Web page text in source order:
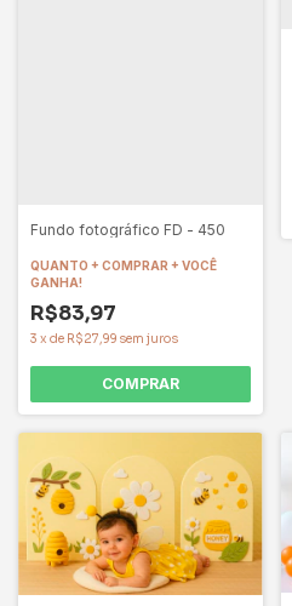
Fundo fotográfico FD - 450
QUANTO + COMPRAR + VOCÊ
GANHA!
R$83,97
3 x de R$27,99 sem juros
COMPRAR